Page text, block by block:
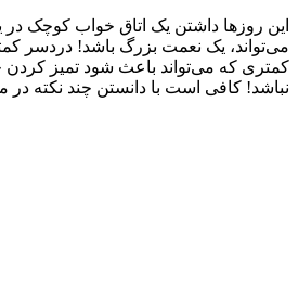
این روزها داشتن یک اتاق خواب کوچک
می‌تواند، یک نعمت بزرگ باشد! دردسر
کمتری که می‌تواند باعث شود تمیز
نباشد! کافی است با دانستن چند نکته در